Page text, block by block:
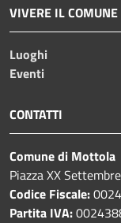
VIVERE IL COMUNE
Luoghi
Eventi
CONTATTI
Comune di Mottola
Piazza XX
Codice Fiscale:
Partita IVA: